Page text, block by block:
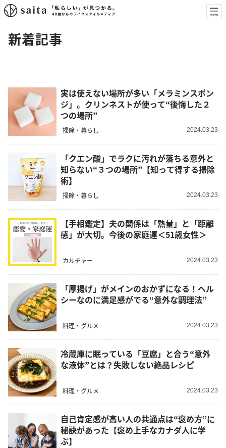
新着記事
実は使えない場所が多い「メラミンスポン
ジ」。クリンネストが使って“後悔した２
つの場所”
掃除・暮らし 2024.03.23
「クエン酸」でラクに汚れが落ちる意外と
知らない“３つの場所”【知って得する掃除
術】
掃除・暮らし 2024.03.23
【手相鑑定】夫の関係は「熱量」と「距離
感」が大切。今後の家庭運＜51歳女性＞
カルチャー 2024.03.23
「厚揚げ」がメインのおかずになる！ヘル
シーなのに満足感がでる“意外な調理法”
料理・グルメ 2024.03.23
冷蔵庫に眠っている「豆腐」と合う“意外
な液体”とは？失敗しない絶品レシピ
料理・グルメ 2024.03.23
自己肯定感が高い人の共通点は“褒め方”に
秘訣があった【褒め上手なカナダ人に学
ぶ】